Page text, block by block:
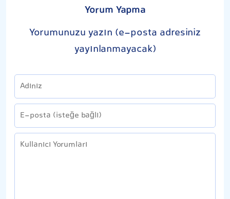
Yorum Yapma
Yorumunuzu yazın (e-posta adresiniz
yayınlanmayacak)